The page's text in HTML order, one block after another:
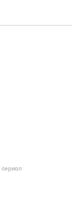
сериал